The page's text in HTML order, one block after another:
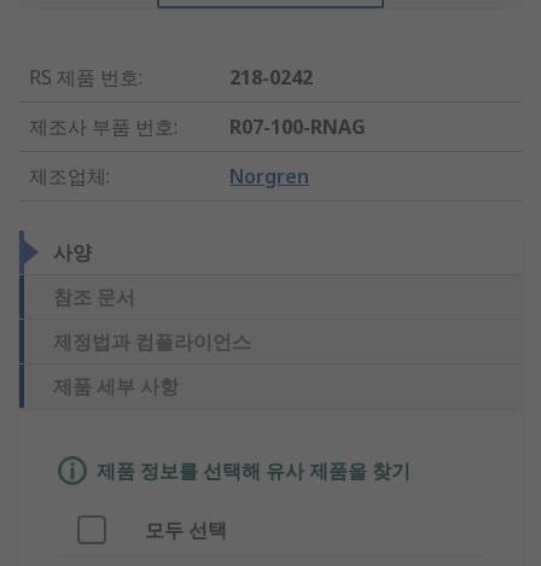
RS 제품 번호:
218-0242
제조사 부품 번호:
R07-100-RNAG
제조업체: Norgren
사양
참조 문서
제정법과 컴플라이언스
제품 세부 사항
제품 정보를 선택해 유사 제품을 찾기
모두 선택